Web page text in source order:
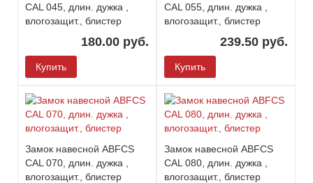
CAL 045, длин. дужка ,
влогозащит., блистер
180.00 руб.
Купить
CAL 055, длин. дужка ,
влогозащит., блистер
239.50 руб.
Купить
Замок навесной ABFCS
CAL 070, длин. дужка ,
влогозащит., блистер
Замок навесной ABFCS
CAL 080, длин. дужка ,
влогозащит., блистер